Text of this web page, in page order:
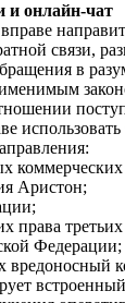
и онлайн-чат
связи,
в
Аристон;
права
Федерации;
вредоносный